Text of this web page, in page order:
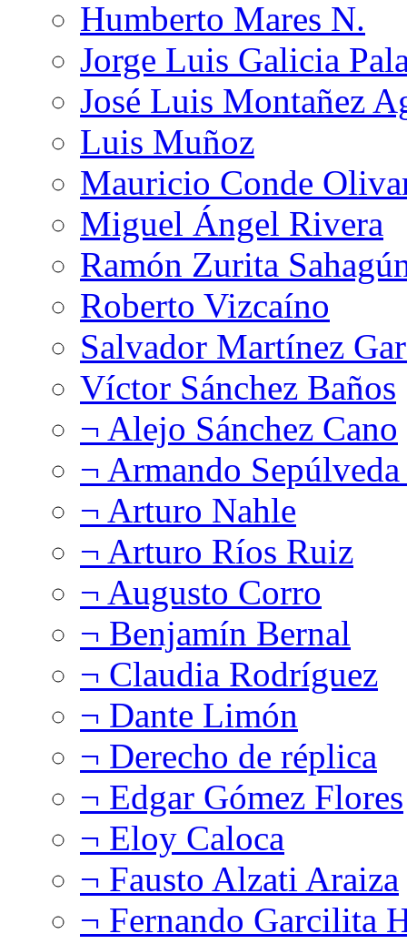
Humberto Mares N.
Jorge Luis Galicia
José Luis Montañez
Luis Muñoz
Mauricio Conde
Miguel Ángel Rivera
Ramón Zurita
Roberto Vizcaíno
Salvador Martínez
Víctor Sánchez Baños
¬ Alejo Sánchez Cano
¬ Armando
¬ Arturo Nahle
¬ Arturo Ríos Ruiz
¬ Augusto Corro
¬ Benjamín Bernal
¬ Claudia Rodríguez
¬ Dante Limón
¬ Derecho de réplica
¬ Edgar Gómez Flores
¬ Eloy Caloca
¬ Fausto Alzati Araiza
¬ Fernando Garcilita